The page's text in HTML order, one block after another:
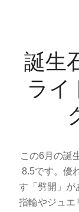
誕生
ライ
この6月の誕
8.5です。優
す「劈開」が
指輪やジュエ